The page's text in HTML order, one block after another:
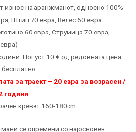
износ на аранжманот, односно 100%
Штип 70 евра, Велес 60 евра,
60 евра, Струмица 70 евра,
Попуст 10 € од редовната цена.
за траект – 20 евра за возрасен /
години
кревет 160-180cm
се опремени со најосновен